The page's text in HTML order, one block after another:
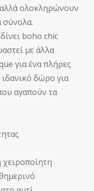
αλλά ολοκληρώνουν
σύνολα.
boho chic
με άλλα
για ένα πλήρες
ιδανικό δώρο για
αγαπούν τα